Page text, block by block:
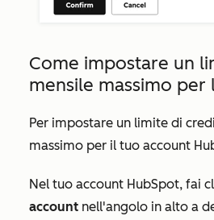
Come impostare un
mensile massimo per
Per impostare un limite di
massimo per il tuo account
Nel tuo account HubSpot, fai
account nell'angolo in alto a